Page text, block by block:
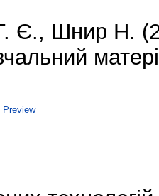
Є., Шнир Н.
Preview